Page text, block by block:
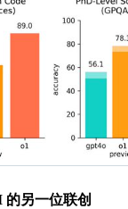
另一位联创